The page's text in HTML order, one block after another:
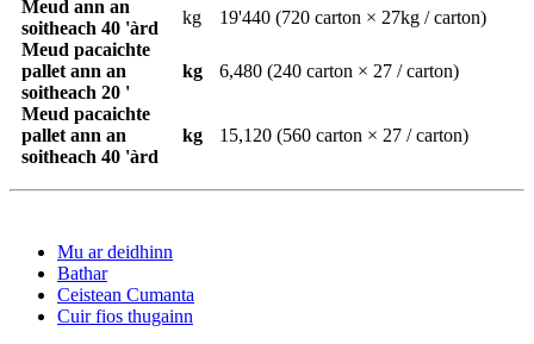
Meud ann an
soitheach 40 'àrd
kg
19'440 (720 carton × 27kg / carton)
Meud pacaichte
pallet ann an
soitheach 20 '
kg 6,480 (240 carton × 27 / carton)
Meud pacaichte
pallet ann an
soitheach 40 'àrd
kg 15,120 (560 carton × 27 / carton)
Mu ar deidhinn
Bathar
Ceistean Cumanta
Cuir fios thugainn